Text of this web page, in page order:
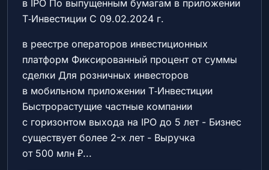
в IPO По выпущенным бумагам в приложении
Т‑Инвестиции С 09.02.2024 г.
в реестре операторов инвестиционных
платформ Фиксированный процент от суммы
сделки Для розничных инвесторов
в мобильном приложении Т‑Инвестиции
Быстрорастущие частные компании
с горизонтом выхода на IPO до 5 лет - Бизнес
существует более 2-х лет - Выручка
от 500 млн ₽...